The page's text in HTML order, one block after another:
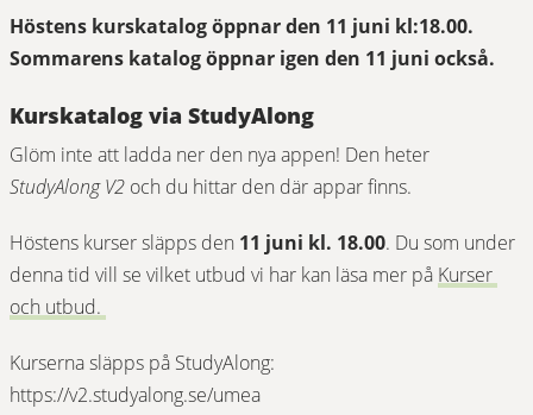
Höstens kurskatalog öppnar den 11 juni kl:18.00.
Sommarens katalog öppnar igen den 11 juni också.
Kurskatalog via StudyAlong
StudyAlong V2 och du hittar den där appar finns.
Höstens kurser släpps den 11 juni kl. 18.00. Du som under
denna tid vill se vilket utbud vi har kan läsa mer på Kurser
och utbud.
Kurserna släpps på StudyAlong:
https://v2.studyalong.se/umea